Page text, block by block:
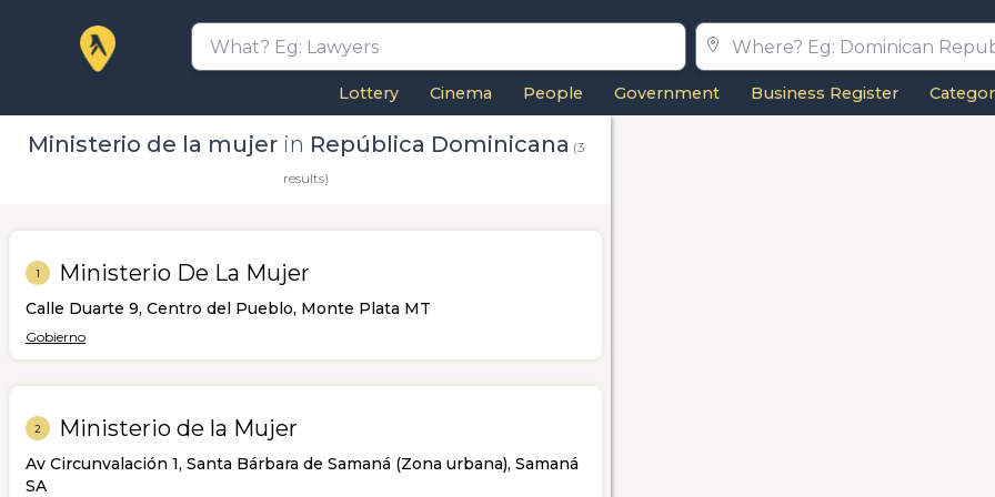
Lottery Cinema People Government Business Register
Ministerio de la mujerin República Dominicana (3
results)
1 Ministerio De La Mujer
Calle Duarte 9, Centro del Pueblo, Monte Plata MT
Gobierno
2 Ministerio de la Mujer
Av Circunvalación 1, Santa Bárbara de Samaná (Zona urbana), Samaná
SA